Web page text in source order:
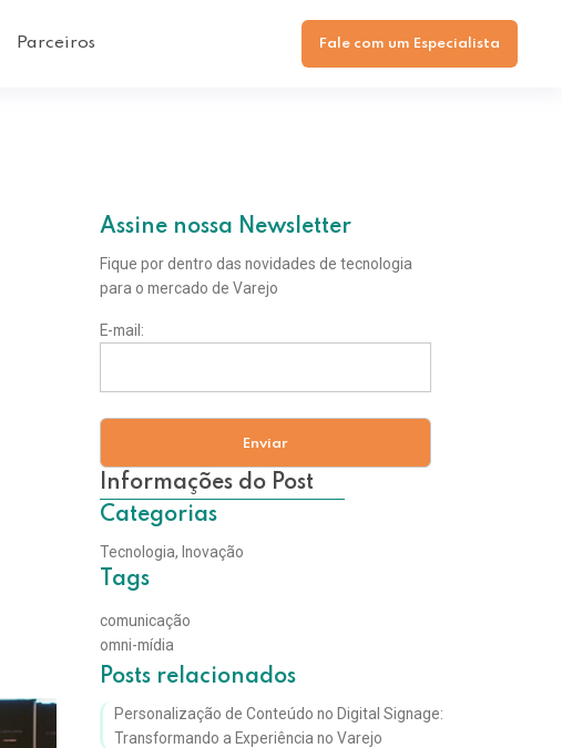
Parceiros Fale com um Especialista
Assine nossa Newsletter
Fique por dentro das novidades de tecnologia
para o mercado de Varejo
E-mail:
Informações do Post
Categorias
Tecnologia, Inovação
Tags
comunicação
omni-mídia
Posts relacionados
Personalização de Conteúdo no Digital Signage:
Transformando a Experiência no Varejo